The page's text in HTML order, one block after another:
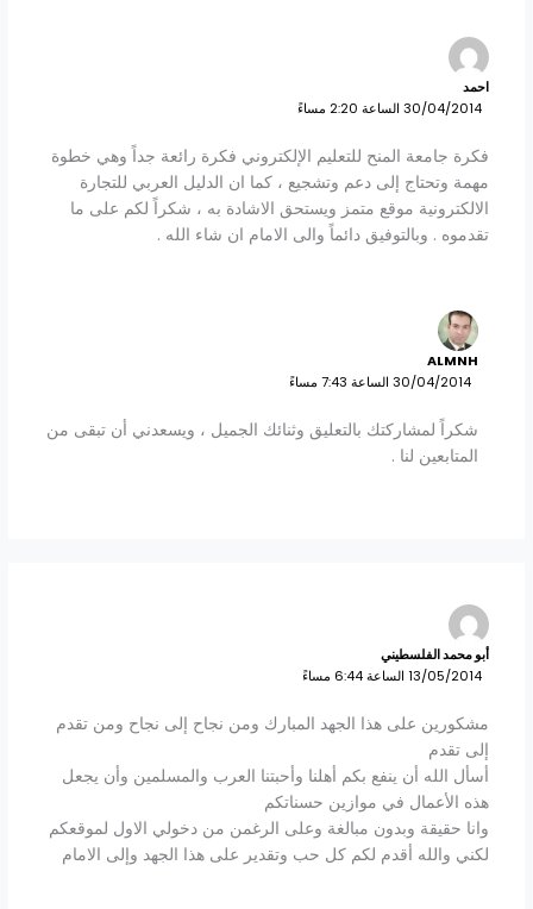
احمد
30/04/2014 الساعة 2:20 مساءً
فكرة جامعة المنح للتعليم الإلكتروني فكرة رائعة جداً وهي خطوة
مهمة وتحتاج إلى دعم وتشجيع ، كما ان الدليل العربي للتجارة
الالكترونية موقع متمز ويستحق الاشادة به ، شكراً لكم على ما
تقدموه . وبالتوفيق دائماً والى الامام ان شاء الله .
ALMNH
30/04/2014 الساعة 7:43 مساءً
شكراً لمشاركتك بالتعليق وثنائك الجميل ، ويسعدني أن تبقى من
المتابعين لنا .
أبو محمد الفلسطيني
13/05/2014 الساعة 6:44 مساءً
مشكورين على هذا الجهد المبارك ومن نجاح إلى نجاح ومن تقدم
إلى تقدم
أسأل الله أن ينفع بكم أهلنا وأحبتنا العرب والمسلمين وأن يجعل
هذه الأعمال في موازين حسناتكم
وانا حقيقة وبدون مبالغة وعلى الرغمن من دخولي الاول لموقعكم
لكني والله أقدم لكم كل حب وتقدير على هذا الجهد وإلى الامام